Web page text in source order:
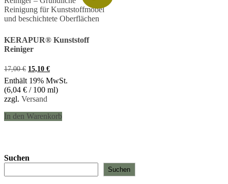
KERAPUR® Kunststoff
Reiniger
17,00€ Ursprünglicher
Preis
war:
17,00 €
15,10 €Aktueller
Preis
ist:
15,10 €.
Enthält 19% MwSt.
(6,04 € / 100 ml)
zzgl. Versand
In den Warenkorb
Suchen
Suchen